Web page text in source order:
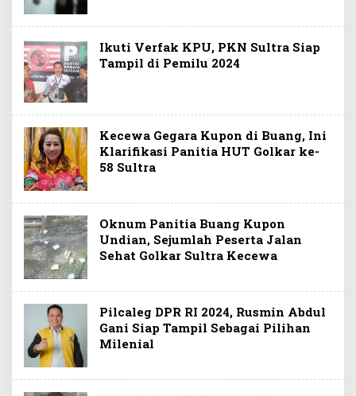
Ikuti Verfak KPU, PKN Sultra Siap
Tampil di Pemilu 2024
Kecewa Gegara Kupon di Buang, Ini
Klarifikasi Panitia HUT Golkar ke-
58 Sultra
Oknum Panitia Buang Kupon
Undian, Sejumlah Peserta Jalan
Sehat Golkar Sultra Kecewa
Pilcaleg DPR RI 2024, Rusmin Abdul
Gani Siap Tampil Sebagai Pilihan
Milenial